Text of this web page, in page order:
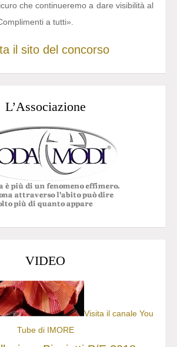
che continueremo a dare visibilità al
a tutti».
il sito del concorso
L’Associazione
VIDEO
Visita il canale You
Tube di IMORE